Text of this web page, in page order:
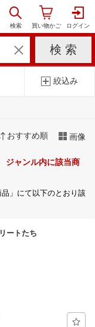
絞込み
おすすめ順 画像
ジャンル内に該当商
」にて以下のとおり該
ートたち